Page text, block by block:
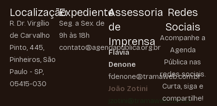
Localização
R. Dr. Virgílio
de Carvalho
Pinto, 445,
Pinheiros, São
Paulo - SP,
05415-030
Expediente
Seg. a Sex. de
9h às 18h
contato@agendapublica.org.br
Assessoria
de
Imprensa
Flavia
Denone
fdenone@tramaweb.com.br
João Zotini
jzotini@tramaweb.com.br
Redes
Sociais
Acompanhe a
Agenda
Pública nas
redes sociais.
Curta, siga e
compartilhe!